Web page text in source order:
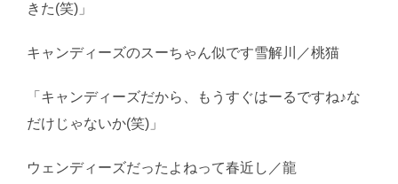
きた(笑)」
キャンディーズのスーちゃん似です雪解川／桃猫
「キャンディーズだから、もうすぐはーるですね♪な
だけじゃないか(笑)」
ウェンディーズだったよねって春近し／龍